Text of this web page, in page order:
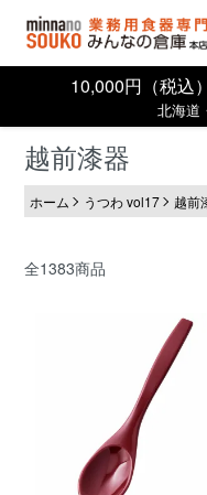
10,000円（税込
北海道
越前漆器
ホーム うつわ vol17 越前
全1383商品